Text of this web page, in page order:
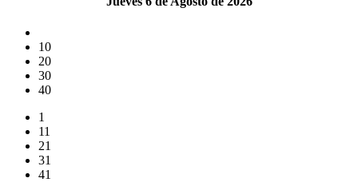
10
20
30
40
1
11
21
31
41